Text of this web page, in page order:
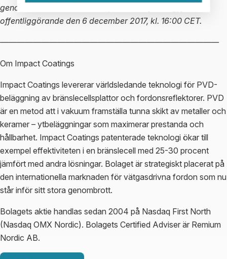
genom ovanstående kontaktpersoners försorg, för
offentliggörande den 6 december 2017, kl. 16:00 CET.
———————————————————————————
Om Impact Coatings
Impact Coatings levererar världsledande teknologi för PVD-
beläggning av bränslecellsplattor och fordonsreflektorer. PVD
är en metod att i vakuum framställa tunna skikt av metaller och
keramer – ytbeläggningar som maximerar prestanda och
hållbarhet. Impact Coatings patenterade teknologi ökar till
exempel effektiviteten i en bränslecell med 25-30 procent
jämfört med andra lösningar. Bolaget är strategiskt placerat på
den internationella marknaden för vätgasdrivna fordon som nu
står inför sitt stora genombrott.
Bolagets aktie handlas sedan 2004 på Nasdaq First North
(Nasdaq OMX Nordic). Bolagets Certified Adviser är Remium
Nordic AB.